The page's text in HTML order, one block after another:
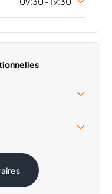
09:30 - 19:30
09:30 - 19:30
09:00 - 19:00
09:00 - 12:30